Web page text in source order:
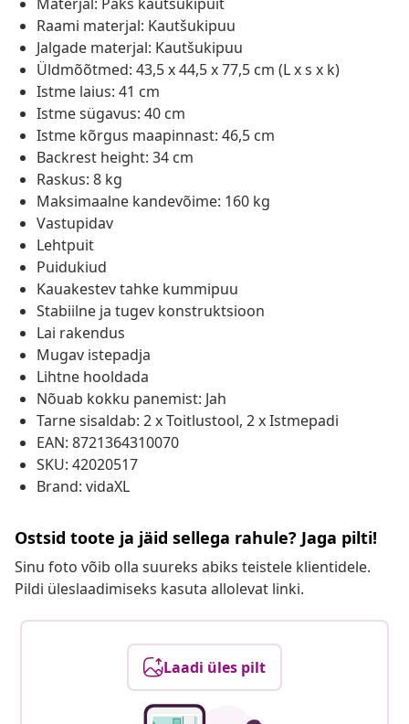
Raami materjal: Kautšukipuu
Jalgade materjal: Kautšukipuu
Üldmõõtmed: 43,5 x 44,5 x 77,5 cm (L x s x k)
Istme laius: 41 cm
Istme sügavus: 40 cm
Istme kõrgus maapinnast: 46,5 cm
Backrest height: 34 cm
Raskus: 8 kg
Maksimaalne kandevõime: 160 kg
Vastupidav
Lehtpuit
Puidukiud
Kauakestev tahke kummipuu
Stabiilne ja tugev konstruktsioon
Lai rakendus
Mugav istepadja
Lihtne hooldada
Nõuab kokku panemist: Jah
Tarne sisaldab: 2 x Toitlustool, 2 x Istmepadi
EAN: 8721364310070
SKU: 42020517
Brand: vidaXL
Ostsid toote ja jäid sellega rahule? Jaga pilti!
Sinu foto võib olla suureks abiks teistele klientidele.
Pildi üleslaadimiseks kasuta allolevat linki.
Laadi üles pilt